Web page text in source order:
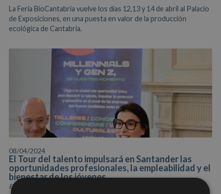
La Feria BioCantabria vuelve los días 12,13 y 14 de abril al Palacio
de Exposiciones, en una puesta en valor de la producción
ecológica de Cantabria.
08/04/2024
El Tour del talento impulsará en Santander las
oportunidades profesionales, la empleabilidad y el
bienestar de los jóvenes
Eventos